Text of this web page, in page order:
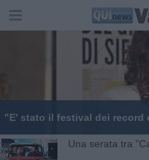
"E' stato il festival dei record
Una serata tra